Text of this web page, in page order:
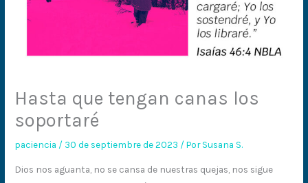
Hasta que tengan canas los
soportaré
paciencia / 30 de septiembre de 2023 / PorSusana S.
Dios nos aguanta, no se cansa de nuestras quejas, nos sigue